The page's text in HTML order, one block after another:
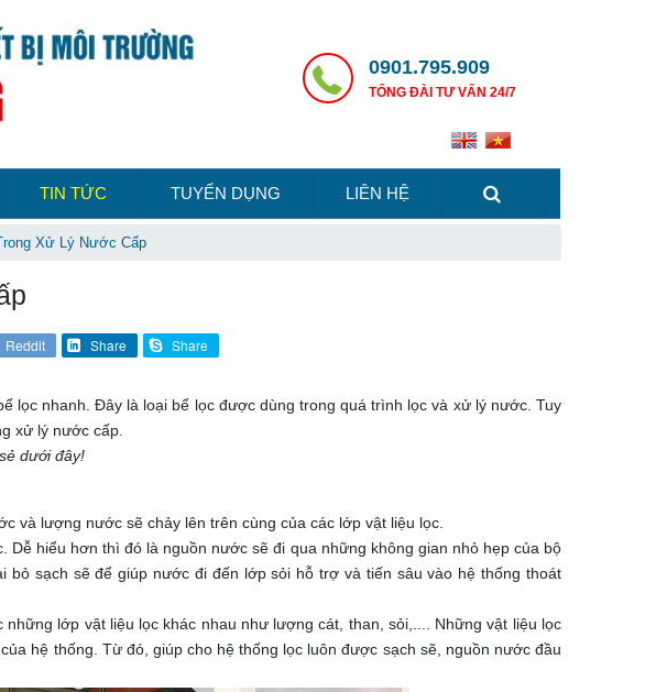
0901.795.909
TỔNG ĐÀI TƯ VẤN 24/7
TIN TỨC TUYỂN DỤNG LIÊN HỆ
Xử Lý Nước Cấp
Reddit Share Share
lọc nhanh. Đây là loại bể lọc được dùng trong quá trình lọc và xử lý nước. Tuy
xử lý nước cấp.
dưới đây!
và lượng nước sẽ chảy lên trên cùng của các lớp vật liệu lọc.
hiểu hơn thì đó là nguồn nước sẽ đi qua những không gian nhỏ hẹp của bộ
bỏ sạch sẽ để giúp nước đi đến lớp sỏi hỗ trợ và tiến sâu vào hệ thống thoát
lớp vật liệu lọc khác nhau như lượng cát, than, sỏi,.... Những vật liệu lọc
hệ thống. Từ đó, giúp cho hệ thống lọc luôn được sạch sẽ, nguồn nước đầu